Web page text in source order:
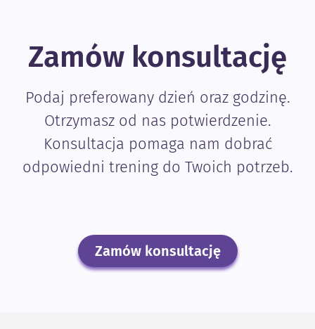
Zamów konsultację
Podaj preferowany dzień oraz godzinę.
Otrzymasz od nas potwierdzenie.
Konsultacja pomaga nam dobrać
odpowiedni trening do Twoich potrzeb.
Zamów konsultację